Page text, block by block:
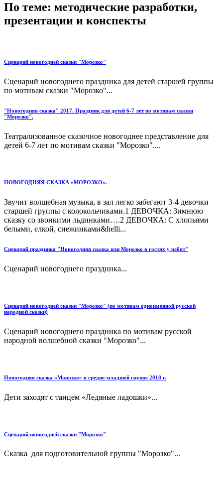
По теме: методические разработки,
презентации и конспекты
Сценарий новогодней сказки "Морозко"
Сценарий новогоднего праздника для детей старшей группы
по мотивам сказки "Морозко"...
"Новогодняя сказка" 2017. Праздник для детей 6-7 лет по мотивам сказки
"Морозко".
Театрализованное сказочное новогоднее представление для
детей 6-7 лет по мотивам сказки "Морозко"....
НОВОГОДНЯЯ СКАЗКА «МОРОЗКО».
Звучит волшебная музыка, в зал легко забегают 3-4 девочки
старшей группы с колокольчиками.1 ДЕВОЧКА: Зимнюю
сказку со звонкими льдинками….2 ДЕВОЧКА: С хлопьями
белыми, елкой, снежинками&helli...
Сценарий праздника "Новогодняя сказка или Морозко в гостях у ребят"
Сценарий новогоднего праздника...
Сценарий новогодней сказки "Морозко" (по мотивам одноименной русской
народной сказки)
Сценарий новогоднего праздника по мотивам русской
народной волшебной сказки "Морозко"...
Новогодняя сказка «Морозко» в средне-младшей группе 2018 г.
Дети заходят с танцем «Ледяные ладошки»...
Сценарий новогодней сказки "Морозко"
Сказка для подготовительной группы "Морозко"...